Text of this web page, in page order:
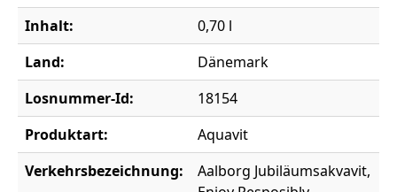
Inhalt:
0,70 l
Land:
Dänemark
Losnummer-Id:
18154
Produktart:
Aquavit
Verkehrsbezeichnung:
Aalborg Jubiläumsakvavit,